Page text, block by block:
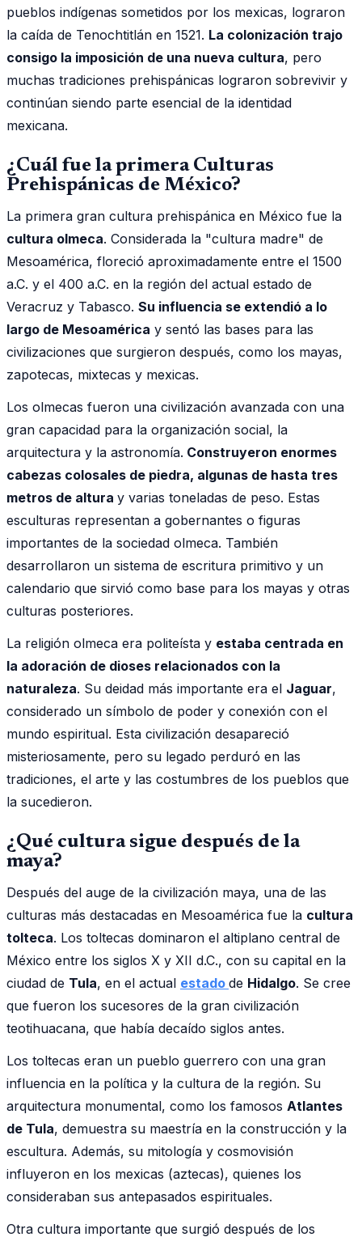
pueblos indígenas sometidos por los mexicas, lograron
la caída de Tenochtitlán en 1521. La colonización trajo
consigo la imposición de una nueva cultura, pero
muchas tradiciones prehispánicas lograron sobrevivir y
continúan siendo parte esencial de la identidad
mexicana.
¿Cuál fue la primera Culturas
Prehispánicas de México?
La primera gran cultura prehispánica en México fue la
cultura olmeca. Considerada la "cultura madre" de
Mesoamérica, floreció aproximadamente entre el 1500
a.C. y el 400 a.C. en la región del actual estado de
Veracruz y Tabasco. Su influencia se extendió a lo
largo de Mesoamérica y sentó las bases para las
civilizaciones que surgieron después, como los mayas,
zapotecas, mixtecas y mexicas.
Los olmecas fueron una civilización avanzada con una
gran capacidad para la organización social, la
arquitectura y la astronomía. Construyeron enormes
cabezas colosales de piedra, algunas de hasta tres
metros de altura y varias toneladas de peso. Estas
esculturas representan a gobernantes o figuras
importantes de la sociedad olmeca. También
desarrollaron un sistema de escritura primitivo y un
calendario que sirvió como base para los mayas y otras
culturas posteriores.
La religión olmeca era politeísta y estaba centrada en
la adoración de dioses relacionados con la
naturaleza. Su deidad más importante era el Jaguar,
considerado un símbolo de poder y conexión con el
mundo espiritual. Esta civilización desapareció
misteriosamente, pero su legado perduró en las
tradiciones, el arte y las costumbres de los pueblos que
la sucedieron.
¿Qué cultura sigue después de la
maya?
Después del auge de la civilización maya, una de las
culturas más destacadas en Mesoamérica fue la cultura
tolteca. Los toltecas dominaron el altiplano central de
México entre los siglos X y XII d.C., con su capital en la
ciudad de Tula, en el actual estado de Hidalgo. Se cree
que fueron los sucesores de la gran civilización
teotihuacana, que había decaído siglos antes.
Los toltecas eran un pueblo guerrero con una gran
influencia en la política y la cultura de la región. Su
arquitectura monumental, como los famosos Atlantes
de Tula, demuestra su maestría en la construcción y la
escultura. Además, su mitología y cosmovisión
influyeron en los mexicas (aztecas), quienes los
consideraban sus antepasados espirituales.
Otra cultura importante que surgió después de los